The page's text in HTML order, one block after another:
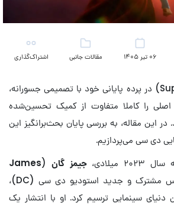
06 تیر 1405
مقالات جانبی
اشتراک‌گذاری
فیلم سوپرگرل (Supergirl) در پرده پایانی خود با تصمیمی جسورانه،
را کاملا متفاوت از کمیک تحسین‌شده‌
این مقاله، به بررسی پایان بحث‌برانگیز این
دی سی می‌پردازیم.
میلادی،
جیمز گان (
James
) به عنوان رئیس مشترک و جدید استودیو دی سی (DC)،
دنیای سینمایی ترسیم کرد. او با انتشار یک